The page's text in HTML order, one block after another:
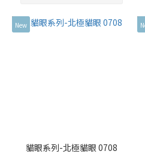
New
貓眼系列-北極貓眼 0708